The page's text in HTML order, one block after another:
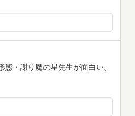
・謝り魔の星先生が面白い。